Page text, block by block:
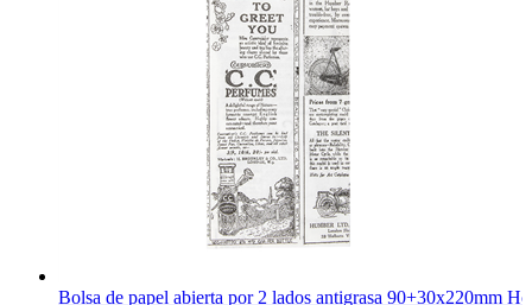
Bolsa de papel abierta por 2 lados antigrasa 90+30x220mm